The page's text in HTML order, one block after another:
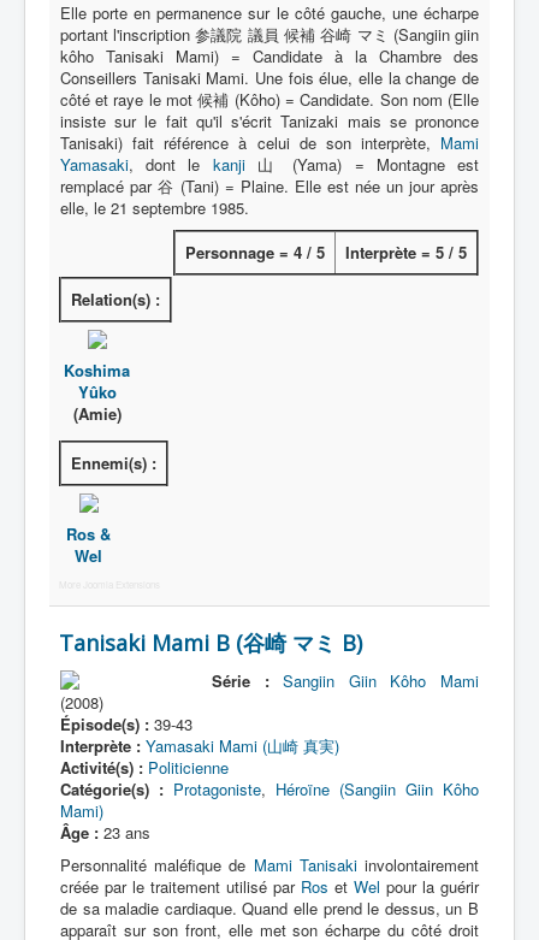
Monstre
Autre
Animal
Race
Archétype
Nom
Catégorie
Activité
Motif
Elle porte en permanence sur le côté gauche, une écharpe
portant l'inscription 参議院 議員 候補 谷崎 マミ (Sangiin giin
kôho Tanisaki Mami) = Candidate à la Chambre des
Conseillers Tanisaki Mami. Une fois élue, elle la change de
côté et raye le mot 候補 (Kôho) = Candidate. Son nom (Elle
insiste sur le fait qu'il s'écrit Tanizaki mais se prononce
Tanisaki) fait référence à celui de son interprète, Mami
Yamasaki, dont le kanji山 (Yama) = Montagne est
remplacé par 谷 (Tani) = Plaine. Elle est née un jour après
elle, le 21 septembre 1985.
Personnage = 4 / 5
Interprète = 5 / 5
Relation(s) :
Koshima
Yûko
(Amie)
Ennemi(s) :
Ros &
Wel
More Joomla Extensions
Tanisaki Mami B (谷崎 マミ B)
Série :
Sangiin Giin Kôho Mami
(2008)
Épisode(s) : 39-43
Interprète : Yamasaki Mami (山崎 真実)
Activité(s) : Politicienne
Catégorie(s) : Protagoniste, Héroïne (Sangiin Giin Kôho
Mami)
Âge : 23 ans
Personnalité maléfique de Mami Tanisakiinvolontairement
créée par le traitement utilisé par Ros et Wel pour la guérir
de sa maladie cardiaque. Quand elle prend le dessus, un B
apparaît sur son front, elle met son écharpe du côté droit